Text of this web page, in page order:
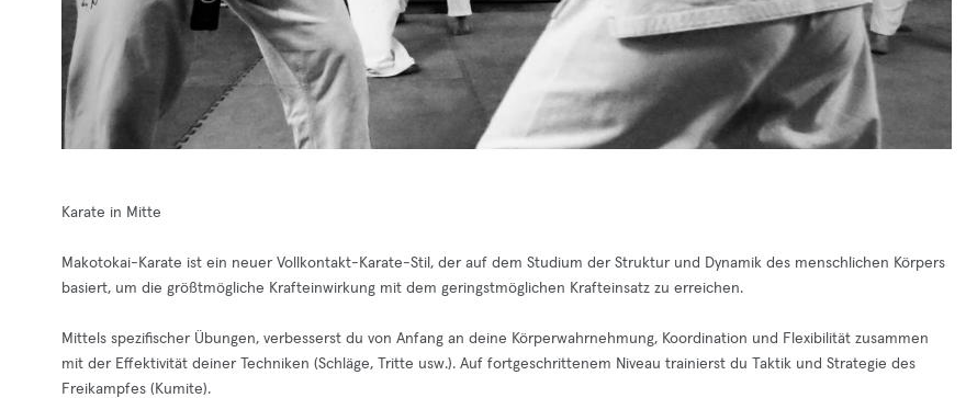
Karate in Mitte
Makotokai-Karate ist ein neuer Vollkontakt-Karate-Stil, der auf dem Studium der Struktur und Dynamik des menschlichen Körpers
basiert, um die größtmögliche Krafteinwirkung mit dem geringstmöglichen Krafteinsatz zu erreichen.
Mittels spezifischer Übungen, verbesserst du von Anfang an deine Körperwahrnehmung, Koordination und Flexibilität zusammen
mit der Effektivität deiner Techniken (Schläge, Tritte usw.). Auf fortgeschrittenem Niveau trainierst du Taktik und Strategie des
Freikampfes (Kumite).